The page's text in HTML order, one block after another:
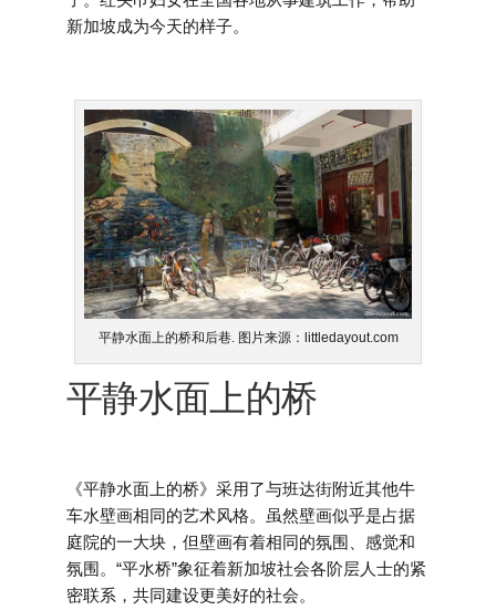
新加坡成为今天的样子。
平静水面上的桥和后巷. 图片来源：littledayout.com
平静水面上的桥
《平静水面上的桥》采用了与班达街附近其他牛
车水壁画相同的艺术风格。虽然壁画似乎是占据
庭院的一大块，但壁画有着相同的氛围、感觉和
氛围。“平水桥”象征着新加坡社会各阶层人士的紧
密联系，共同建设更美好的社会。